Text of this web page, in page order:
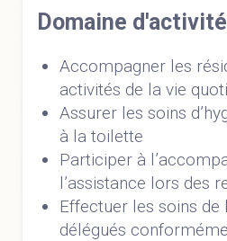
Domaine d'activité
Accompagner les
activités de la vie
Assurer les soins
à la toilette
Participer à
l’assistance lors des
Effectuer les soins de
délégués